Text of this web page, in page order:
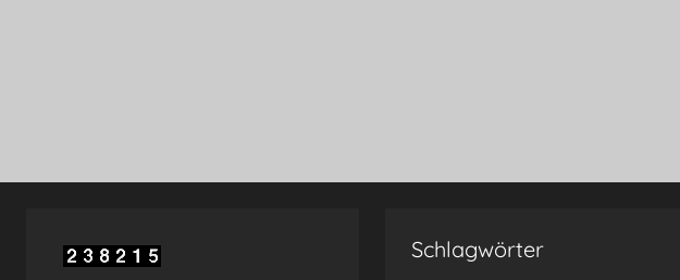
Schlagwörter